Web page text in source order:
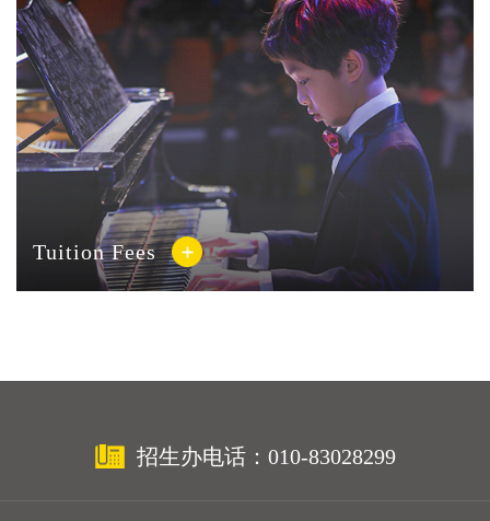
Tuition Fees
招生办电话：010-83028299